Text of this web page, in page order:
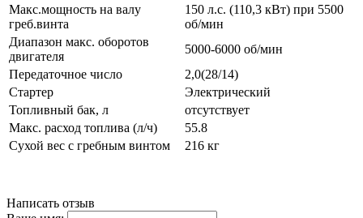
Макс.мощность на валу
греб.винта
150 л.с. (110,3 кВт) при 5500
об/мин
Диапазон макс. оборотов
двигателя
5000-6000 об/мин
Передаточное число
2,0(28/14)
Стартер
Электрический
Топливный бак, л
отсутствует
Макс. расход топлива (л/ч)
55.8
Сухой вес с гребным винтом
216 кг
Написать отзыв